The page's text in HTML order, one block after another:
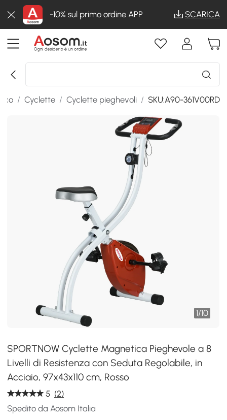
-10% sul primo ordine APP SCARICA
/ Cyclette / Cyclette pieghevoli / SKU:A90-361V00RD
1/10
SPORTNOW Cyclette Magnetica Pieghevole a 8
Livelli di Resistenza con Seduta Regolabile, in
Acciaio, 97x43x110 cm, Rosso
5 (2)
Spedito da Aosom Italia